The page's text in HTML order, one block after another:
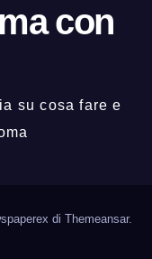
con
su cosa fare e
di Themeansar.